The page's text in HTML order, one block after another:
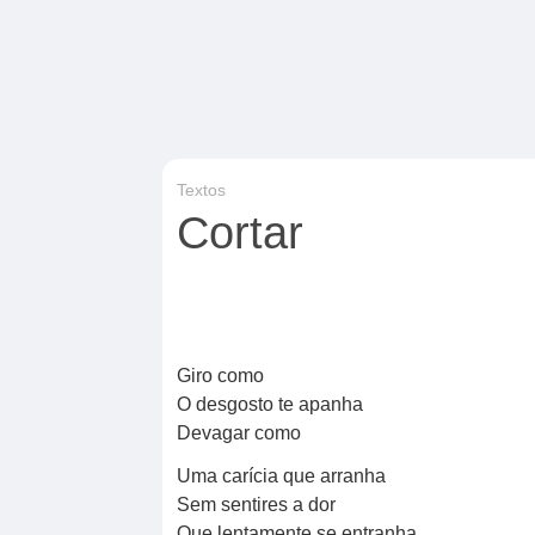
Textos
Cortar
Giro como
O desgosto te apanha
Devagar como
Uma carícia que arranha
Sem sentires a dor